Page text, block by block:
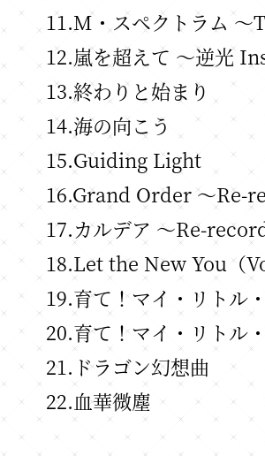
11.M・スペクトラム ～
12.嵐を超えて ～逆光
13.終わりと始まり
14.海の向こう
15.Guiding Light
16.Grand Order ～Re-
17.カルデア ～Re-
18.Let the New You（
19.育て！マイ・リトル
20.育て！マイ・リトル
21.ドラゴン幻想曲
22.血華微塵